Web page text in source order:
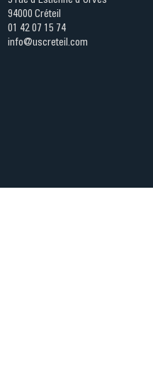
94000 Créteil
01 42 07 15 74
info@uscreteil.com